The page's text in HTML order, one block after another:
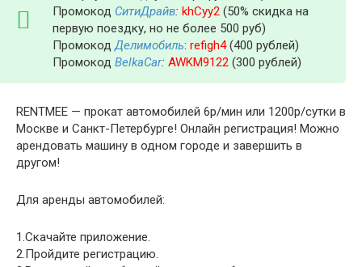
Промокод СитиДрайв: khCyy2 (50% скидка на
первую поездку, но не более 500 руб)
ПромокодДелимобиль: refigh4(400 рублей)
Промокод BelkaCar: AWKM9122 (300 рублей)
RENTMEE — прокат автомобилей 6р/мин или 1200р/сутки в
Москве и Санкт-Петербурге! Онлайн регистрация! Можно
арендовать машину в одном городе и завершить в
другом!
Для аренды автомобилей:
1.Скачайте приложение.
2.Пройдите регистрацию.